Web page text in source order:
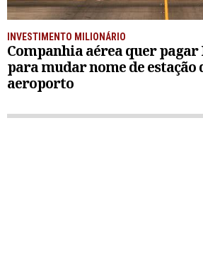
INVESTIMENTO MILIONÁRIO
Companhia aérea quer pagar
para mudar nome de estação
aeroporto